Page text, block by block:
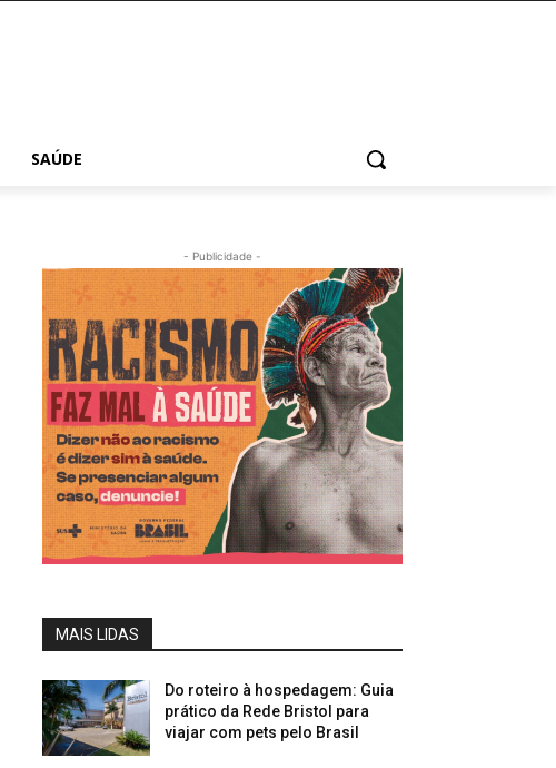
SAÚDE
- Publicidade -
MAIS LIDAS
Do roteiro à hospedagem: Guia
prático da Rede Bristol para
viajar com pets pelo Brasil